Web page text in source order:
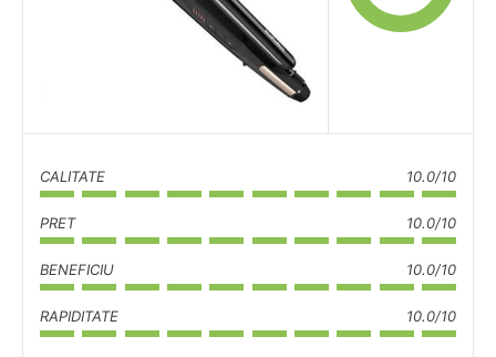
CALITATE 10.0/10
PRET 10.0/10
BENEFICIU 10.0/10
RAPIDITATE 10.0/10